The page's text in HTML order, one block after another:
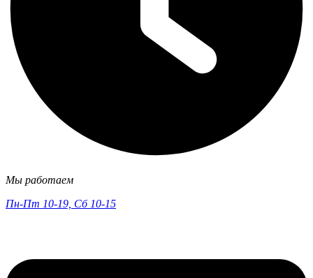
Мы работаем
Пн-Пт 10-19, Сб 10-15